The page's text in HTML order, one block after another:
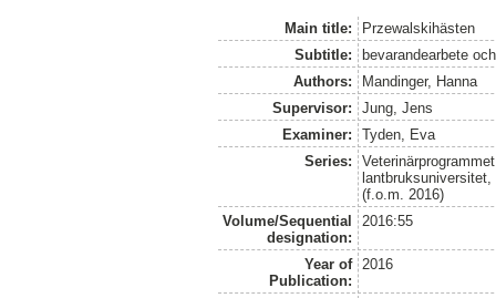
Main title:
Przewalskihästen
Subtitle:
bevarandearbete
Authors:
Mandinger, Hanna
Supervisor:
Jung, Jens
Examiner:
Tyden, Eva
Series:
(f.o.m. 2016)
Volume/Sequential
designation:
2016:55
Year of
Publication:
2016